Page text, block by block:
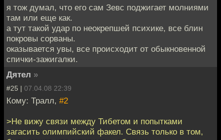
я тож думал, что его сам Зевс поджигает молниями
там или еще как.
а тут такой удар по неокрепшей психике, все блин
покровы сорваны.
оказывается увы, все происходит от обыкновенной
спички-зажигалки.
Дятел »
#25 | 07.04.08 22:39
Кому: Тралл, #2
>Не вижу связи между Тибетом и попытками
загасить олимпийский факел. Связь только в том,